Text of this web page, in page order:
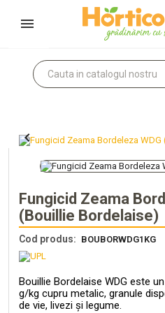
Autentifică-te

Fungicid Zeama
(Bouillie Bordelaise)
Cod produs: BOUBORWDG1KG
Bouillie Bordelaise WDG este
g/kg cupru metalic, granule
de vie, livezi și legume.